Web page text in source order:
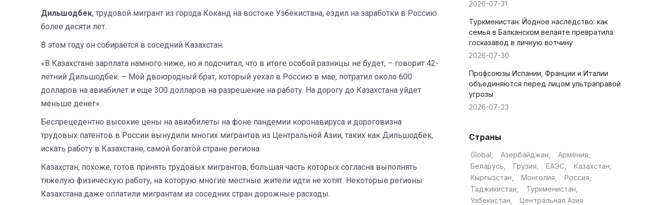
Дильшодбек, трудовой мигрант из города Коканд на востоке Узбекистана, ездил на заработки в Россию
более десяти лет.
В этом году он собирается в соседний Казахстан.
«В Казахстане зарплата намного ниже, но я подсчитал, что в итоге особой разницы не будет, – говорит 42-
летний Дильшодбек. – Мой двоюродный брат, который уехал в Россию в мае, потратил около 600
долларов на авиабилет и еще 300 долларов на разрешение на работу. На дорогу до Казахстана уйдет
меньше денег».
Беспрецедентно высокие цены на авиабилеты на фоне пандемии коронавируса и дороговизна
трудовых патентов в России вынудили многих мигрантов из Центральной Азии, таких как Дильшодбек,
искать работу в Казахстане, самой богатой стране региона.
Казахстан, похоже, готов принять трудовых мигрантов, большая часть которых согласна выполнять
тяжелую физическую работу, на которую многие местные жители идти не хотят. Некоторые регионы
Казахстана даже оплатили мигрантам из соседних стран дорожные расходы.
2026-07-31
Туркменистан: Йодное наследство: как
семья в Балканском велаяте превратила
госказавод в личную вотчину
2026-07-30
Профсоюзы Испании, Франции и Италии
объединяются перед лицом ультраправой
угрозы
2026-07-23
Страны
Global Азербайджан
Армения
Беларусь
Грузия ЕАЭС
Казахстан
Кыргызстан
Монголия
Россия
Таджикистан
Туркменистан
Узбекистан
Центральная Азия